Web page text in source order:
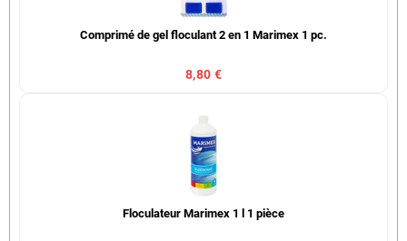
Comprimé de gel floculant 2 en 1 Marimex 1 pc.
8,80 €
Floculateur Marimex 1 l 1 pièce